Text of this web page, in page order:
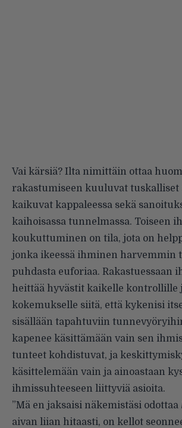
Vai kärsiä? Ilta nimittäin ottaa
rakastumiseen kuuluvat tuskalliset
kaikuvat kappaleessa sekä
kaihoisassa tunnelmassa. Toiseen
koukuttuminen on tila, jota on
jonka ikeessä ihminen harvemmin
puhdasta euforiaa. Rakastuessaan
heittää hyvästit kaikelle kontrollille
kokemukselle siitä, että kykenisi
sisällään tapahtuviin
kapenee käsittämään vain sen
tunteet kohdistuvat, ja
käsittelemään vain ja ainoastaan
ihmissuhteeseen liittyviä asioita.
”Mä en jaksaisi näkemistäsi
aivan liian hitaasti, on kellot